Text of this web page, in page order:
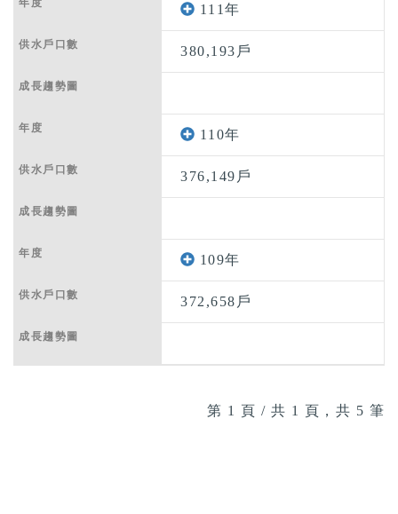
111年
380,193戶
110年
376,149戶
109年
372,658戶
第 1 頁 / 共 1 頁，共 5 筆